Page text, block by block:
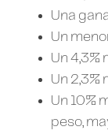
Una
Un
Un 4,3%
Un 2,3%
Un 10%
peso,